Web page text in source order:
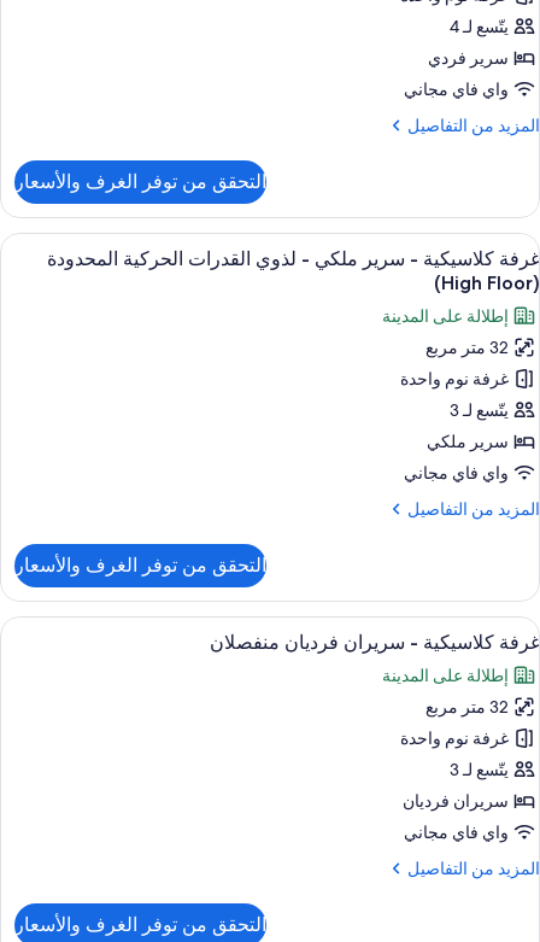
يتّسع لـ 4
سرير فردي
واي فاي مجاني
المزيد من التفاصيل
المزيد
جناح
التحقق من توفر الغرف والأسعار
استعراض
جميع
صور
غرفة
كلاسيكية
-
سرير
ملكي
-
لذوي
القدرات
(High
Floor)
7
غرفة كلاسيكية - سرير ملكي - لذوي القدرات الحركية المحدودة
(High Floor)
إطلالة على المدينة
32 متر مربع
غرفة نوم واحدة
يتّسع لـ 3
سرير ملكي
واي فاي مجاني
المزيد من التفاصيل
المزيد
غرفة
كلاسيكية
-
سرير
ملكي
لذوي
القدرات
الحركية
المحدودة
(High
Floor)
التحقق من توفر الغرف والأسعار
استعراض
جميع
صور
غرفة
كلاسيكية
-
سريران
فرديان
منفصلان
5
غرفة كلاسيكية - سريران فرديان منفصلان
إطلالة على المدينة
32 متر مربع
غرفة نوم واحدة
يتّسع لـ 3
سريران فرديان
واي فاي مجاني
المزيد من التفاصيل
المزيد
التحقق من توفر الغرف والأسعار